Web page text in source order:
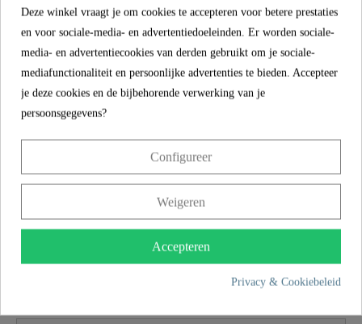
UNIVERSELE VORM: Dankzij de universele
standaardafmetingen en de O-vorm past de wc bril
op standaard wandclosets en staande toiletpotten
(voor details over de afmetingen, zie technische
EENVOUDIGE INSTALLATIE: Montage aan de
bovenkant met kantelplugbevestiging en
geïllustreerde installatie-instructies voor
moeiteloze installatie.
SCHÜTTE
Deze winkel vraagt je om cookies te accepteren voor betere prestaties
en voor sociale-media- en advertentiedoeleinden. Er worden sociale-
media- en advertentiecookies van derden gebruikt om je sociale-
mediafunctionaliteit en persoonlijke advertenties te bieden. Accepteer
je deze cookies en de bijbehorende verwerking van je
persoonsgegevens?
Configureer
Weigeren
Accepteren
Privacy & Cookiebeleid